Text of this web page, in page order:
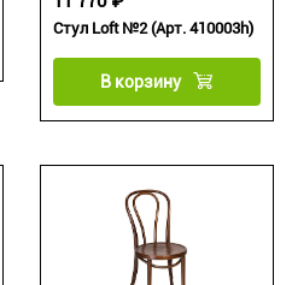
Стул Loft №2 (Арт. 410003h)
В корзину